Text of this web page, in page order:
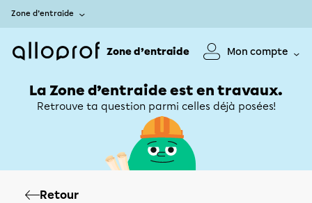
Zone d’entraide
Zone d’entraide Mon compte
La Zone d’entraide est en travaux.
Retrouve ta question parmi celles déjà posées!
Retour